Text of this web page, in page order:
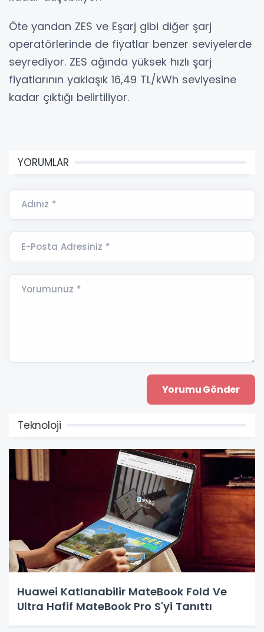
Öte yandan ZES ve Eşarj gibi diğer şarj
operatörlerinde de fiyatlar benzer seviyelerde
seyrediyor. ZES ağında yüksek hızlı şarj
fiyatlarının yaklaşık 16,49 TL/kWh seviyesine
kadar çıktığı belirtiliyor.
YORUMLAR
Adınız *
E-Posta Adresiniz *
Yorumunuz *
Teknoloji
Huawei Katlanabilir MateBook Fold Ve
Ultra Hafif MateBook Pro S'yi Tanıttı